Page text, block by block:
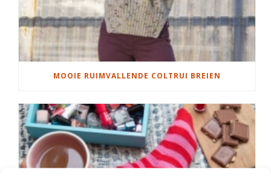
MOOIE RUIMVALLENDE COLTRUI BREIEN